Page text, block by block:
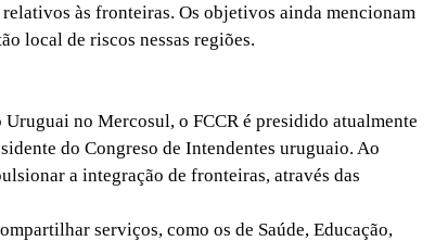
às fronteiras. Os objetivos ainda mencionam
local de riscos nessas regiões.
no Mercosul, o FCCR é presidido atualmente
do Congreso de Intendentes uruguaio. Ao
a integração de fronteiras, através das
serviços, como os de Saúde, Educação,